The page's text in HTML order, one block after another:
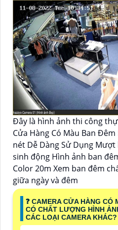
Đây là hình ảnh thi công
Cửa Hàng Có Màu Ban Đêm
nét Dễ Dàng Sử Dụng Mượt
sinh động Hình ảnh ban
Color 20m Xem ban đêm
giữa ngày và đêm
❓ CAMERA CỬA HÀNG
CÓ CHẤT LƯỢNG HÌNH
CÁC LOẠI CAMERA KHÁC?